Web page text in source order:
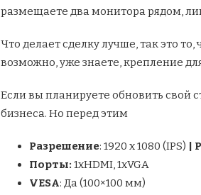
размещаете два монитора рядом,
Что делает сделку лучше, так это
возможно, уже знаете, крепление
Если вы планируете обновить
бизнеса. Но перед этим
Разрешение: 1920 x 1080 (IPS) |
Порты: 1xHDMI, 1xVGA
VESA: Да (100×100 мм)